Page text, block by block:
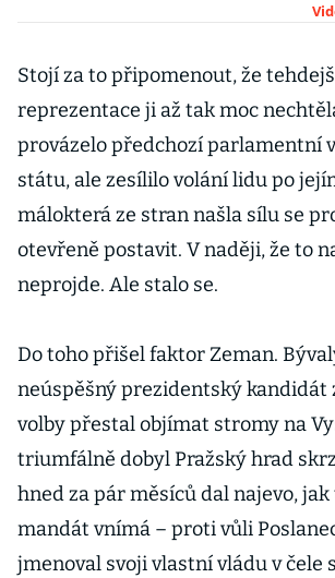
Stojí za to připomenout, že
reprezentace ji až tak moc
provázelo předchozí parlamentní
státu, ale zesílilo volání lidu po
málokterá ze stran našla sílu se
otevřeně postavit. V naději, že to
neprojde. Ale stalo se.
Do toho přišel faktor Zeman.
neúspěšný prezidentský
volby přestal objímat stromy na
triumfálně dobyl Pražský hrad
hned za pár měsíců dal najevo, jak
mandát vnímá – proti vůli
jmenoval svoji vlastní vládu v čele